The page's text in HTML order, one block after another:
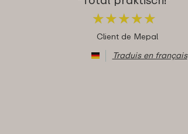
★★★★★
★★★★★
Client de Mepal
Traduis en français